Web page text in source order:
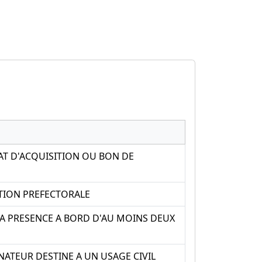
D'ACQUISITION OU BON DE
PREFECTORALE
PRESENCE A BORD D'AU MOINS DEUX
DESTINE A UN USAGE CIVIL